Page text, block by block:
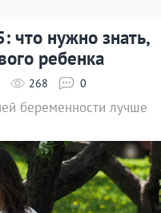
что нужно знать,
ребенка
268 0
беременности лучше